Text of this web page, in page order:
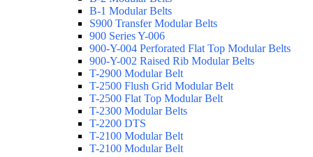
B-1 Modular Belts
S900 Transfer Modular Belts
900 Series Y-006
900-Y-004 Perforated Flat Top Modular Belts
900-Y-002 Raised Rib Modular Belts
T-2900 Modular Belt
T-2500 Flush Grid Modular Belt
T-2500 Flat Top Modular Belt
T-2300 Modular Belts
T-2200 DTS
T-2100 Modular Belt
T-2100 Modular Belt